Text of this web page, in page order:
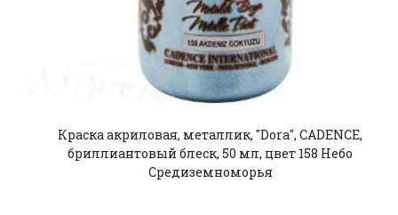
Краска акриловая, металлик, "Dora", CADENCE,
бриллиантовый блеск, 50 мл, цвет 158 Небо
Средиземноморья